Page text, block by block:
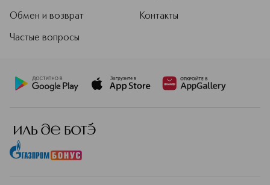
Обмен и возврат
Частые вопросы
Контакты